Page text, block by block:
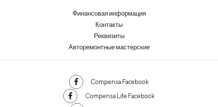
Финансовая информация
Контакты
Реквизиты
Авторемонтные мастерские
Compensa Facebook
Compensa Life Facebook